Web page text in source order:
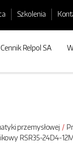
Szkolenia
Cennik Relpol SA
przemysłowej
RSR35-24D4-